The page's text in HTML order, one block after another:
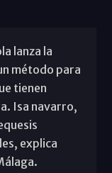
lanza la
método para
tienen
Isa navarro,
explica